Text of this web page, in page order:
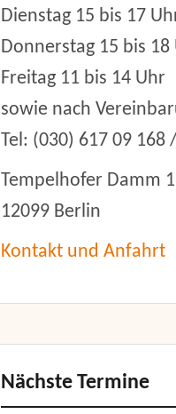
Dienstag 15 bis 17
Donnerstag 15 bis 18
Freitag 11 bis 14 Uhr
sowie nach
Tel: (030) 617 09 168
Tempelhofer Damm
12099 Berlin
Kontakt und Anfahrt
Nächste Termine